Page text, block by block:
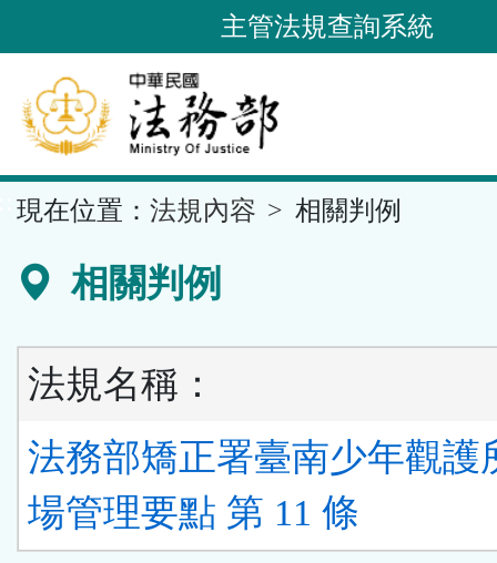
到
要
內
容
區
主管法規查詢系統
現在位置： 法規內容 相關判例
相關判例
法規名稱：
法務部矯正署臺南少年觀護
場管理要點 第 11 條